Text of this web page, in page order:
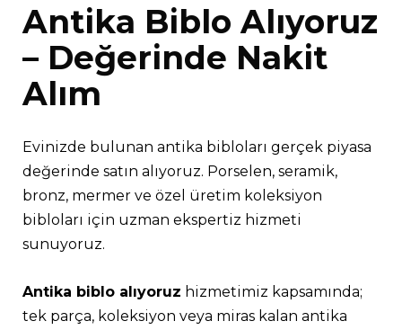
Antika Biblo Alıyoruz
– Değerinde Nakit
Alım
Evinizde bulunan antika bibloları gerçek piyasa
değerinde satın alıyoruz. Porselen, seramik,
bronz, mermer ve özel üretim koleksiyon
bibloları için uzman ekspertiz hizmeti
sunuyoruz.
Antika biblo alıyoruz hizmetimiz kapsamında;
tek parça, koleksiyon veya miras kalan antika